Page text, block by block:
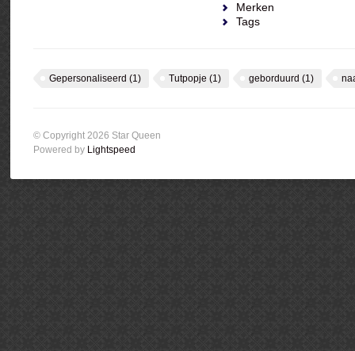
Merken
Tags
Gepersonaliseerd (1) Tutpopje (1) geborduurd (1)
© Copyright 2026 Star Queen
Powered by Lightspeed